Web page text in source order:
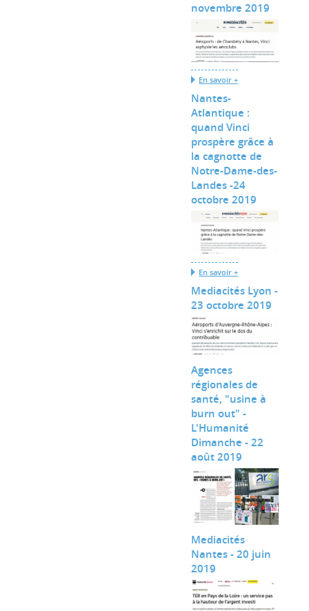
novembre 2019
En savoir +
Nantes-
Atlantique :
quand Vinci
prospère grâce à
la cagnotte de
Notre-Dame-des-
Landes -24
octobre 2019
En savoir +
Mediacités Lyon -
23 octobre 2019
Agences
régionales de
santé, "usine à
burn out" -
L'Humanité
Dimanche - 22
août 2019
Mediacités
Nantes - 20 juin
2019